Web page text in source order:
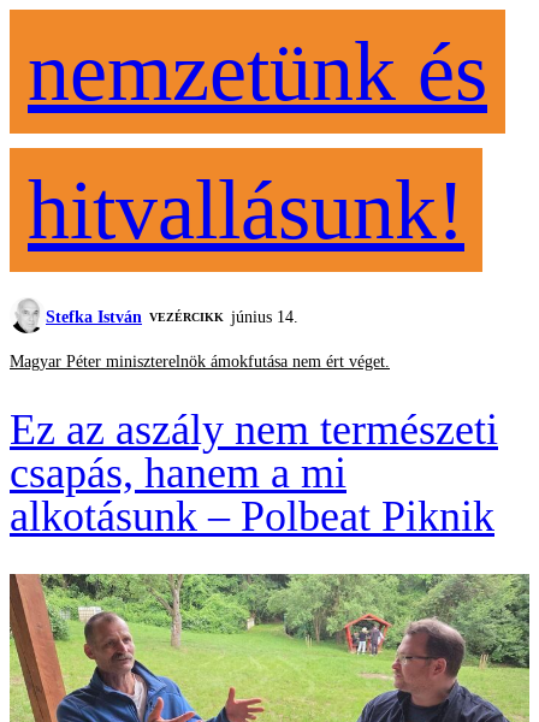
nemzetünk és
hitvallásunk!
Stefka István VEZÉRCIKK június 14.
Magyar Péter miniszterelnök ámokfutása nem ért véget.
Ez az aszály nem természeti
csapás, hanem a mi
alkotásunk – Polbeat Piknik